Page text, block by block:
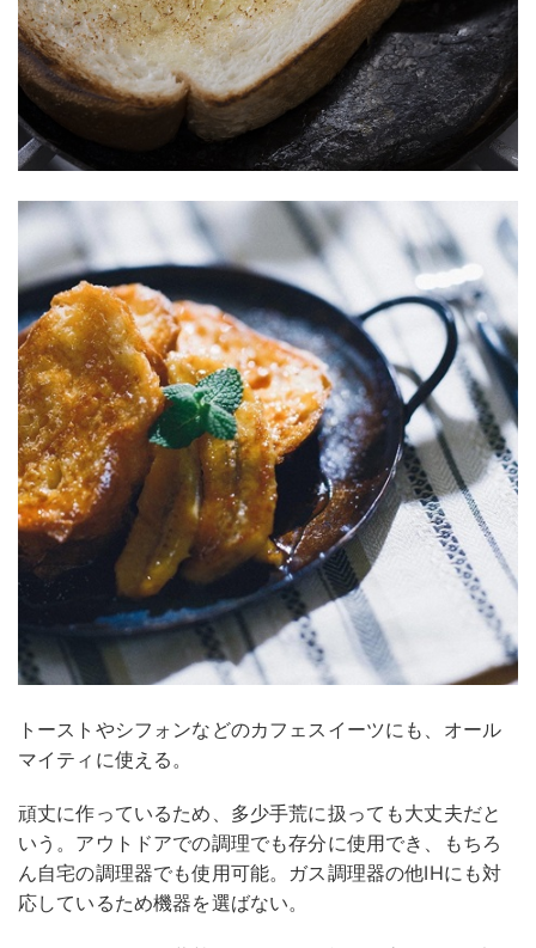
トーストやシフォンなどのカフェスイーツにも、オール
マイティに使える。
頑丈に作っているため、多少手荒に扱っても大丈夫だと
いう。アウトドアでの調理でも存分に使用でき、もちろ
ん自宅の調理器でも使用可能。ガス調理器の他IHにも対
応しているため機器を選ばない。